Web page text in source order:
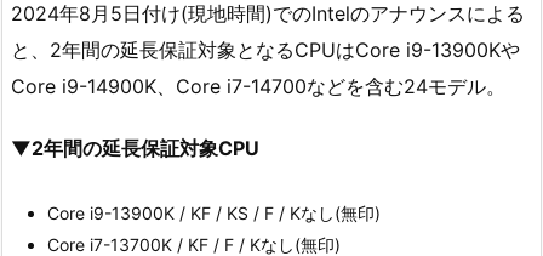
2024年8月5日付け(現地時間)でのIntelのアナウンスによる
と、2年間の延長保証対象となるCPUはCore i9-13900Kや
Core i9-14900K、Core i7-14700などを含む24モデル。
▼2年間の延長保証対象CPU
Core i9-13900K / KF / KS / F / Kなし(無印)
Core i7-13700K / KF / F / Kなし(無印)